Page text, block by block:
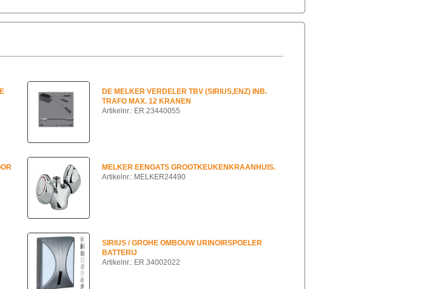
DE MELKER VERDELER TBV (SIRIUS,ENZ) INB.
TRAFO MAX. 12 KRANEN
Artikelnr.: ER.23440055
MELKER EENGATS GROOTKEUKENKRAANHUIS.
Artikelnr.: MELKER24490
SIRIUS / GROHE OMBOUW URINOIRSPOELER
BATTERIJ
Artikelnr.: ER.34002022